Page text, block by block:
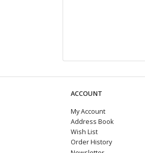
ACCOUNT
My Account
Address Book
Wish List
Order History